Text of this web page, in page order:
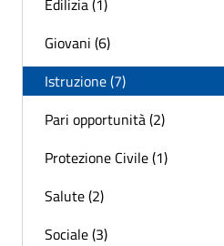
Giovani (6)
Istruzione (7)
Pari opportunità (2)
Protezione Civile (1)
Salute (2)
Sociale (3)